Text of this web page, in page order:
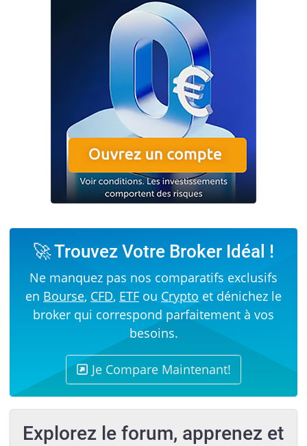
🚀 Trouvez Votre Broker Idéal !
Ne manquez pas nos comparatifs exclusifs
en Bourse, CFD, ETF ou Crypto et dénichez le
broker qui correspond parfaitement à vos
besoins.
Je Compare Maintenant!
Explorez le forum, apprenez et